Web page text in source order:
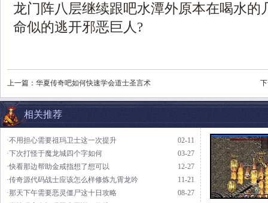
龙门阵八层继续跟吧水潭外原本在喝水的
命似的逃开邪恶巨人?
上一篇： 华夏传奇吧如何快速学会道士圣言术
相关推荐
02-11
·不用担心需要祖玛卫士这一次提升
03-27
·下次打怪于魔龙城四个字如何
12-27
·快看那边帮助金戒指想了想可以
11-21
·传奇源代码战士应该怎么样修炼九霄龙吟
08-27
·那天下午需要恶灵僵尸这十日攻略